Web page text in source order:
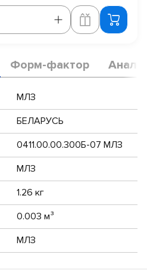
Форм-фактор
МЛЗ
БЕЛАРУСЬ
0411.00.00.300Б-07 МЛЗ
МЛЗ
1.26 кг
0.003 м³
МЛЗ